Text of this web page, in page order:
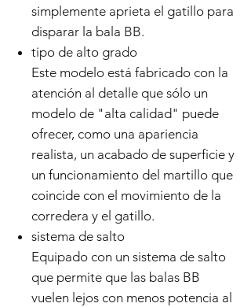
simplemente aprieta el gatillo para
disparar la bala BB.
tipo de alto grado
Este modelo está fabricado con la
atención al detalle que sólo un
modelo de "alta calidad" puede
ofrecer, como una apariencia
realista, un acabado de superficie y
un funcionamiento del martillo que
coincide con el movimiento de la
corredera y el gatillo.
sistema de salto
Equipado con un sistema de salto
que permite que las balas BB
vuelen lejos con menos potencia al